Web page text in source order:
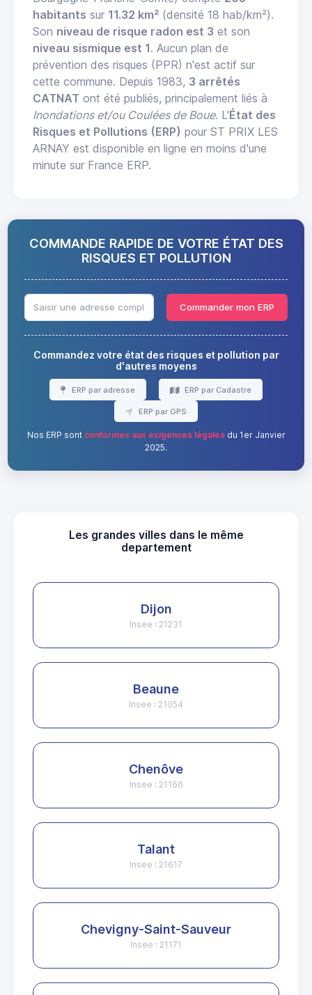
habitants sur 11.32 km² (densité 18 hab/km²).
Son niveau de risque radon est 3 et son
niveau sismique est 1. Aucun plan de
prévention des risques (PPR) n'est actif sur
cette commune. Depuis 1983, 3 arrêtés
CATNAT ont été publiés, principalement liés à
Inondations et/ou Coulées de Boue. L'État des
Risques et Pollutions (ERP) pour ST PRIX LES
ARNAY est disponible en ligne en moins d'une
minute sur France ERP.
COMMANDE RAPIDE DE VOTRE ÉTAT DES
RISQUES ET POLLUTION
Commander mon ERP
Commandez votre état des risques et pollution par
d'autres moyens
ERP par adresse ERP par Cadastre
ERP par GPS
Nos ERP sont conformes aux exigences légalesdu 1er Janvier
2025.
Les grandes villes dans le même
departement
Dijon
Insee : 21231
Beaune
Insee : 21054
Chenôve
Insee : 21166
Talant
Insee : 21617
Chevigny-Saint-Sauveur
Insee : 21171